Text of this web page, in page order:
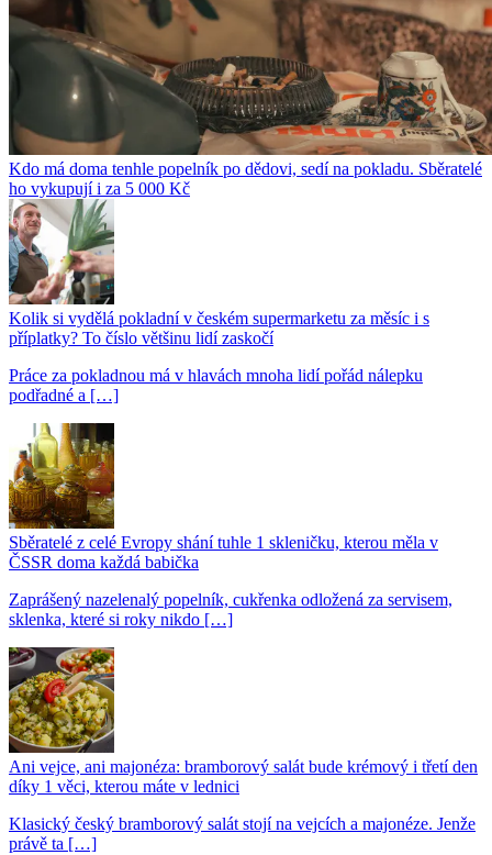
Kdo má doma tenhle popelník po dědovi, sedí na pokladu. Sběratelé
ho vykupují i za 5 000 Kč
Kolik si vydělá pokladní v českém supermarketu za měsíc i s
příplatky? To číslo většinu lidí zaskočí
Práce za pokladnou má v hlavách mnoha lidí pořád nálepku
podřadné a […]
Sběratelé z celé Evropy shání tuhle 1 skleničku, kterou měla v
ČSSR doma každá babička
Zaprášený nazelenalý popelník, cukřenka odložená za servisem,
sklenka, které si roky nikdo […]
Ani vejce, ani majonéza: bramborový salát bude krémový i třetí den
díky 1 věci, kterou máte v lednici
Klasický český bramborový salát stojí na vejcích a majonéze. Jenže
právě ta […]